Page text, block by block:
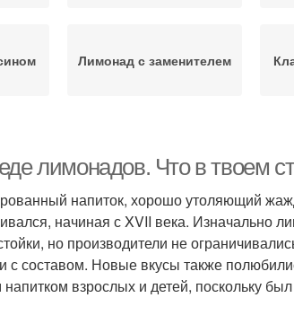
Лимонад с заменителем
Лимонад от стаматиса
лимонадов. Что в твоем
напиток, хорошо утоляющий
начиная с XVII века. Изначально
но производители не
с составом. Новые вкусы также
взрослых и детей, поскольку